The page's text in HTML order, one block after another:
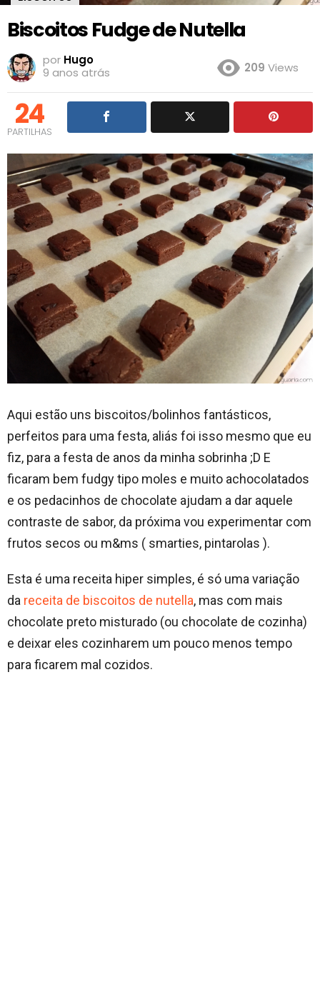
Biscoitos Fudge de Nutella
por Hugo
9 anos atrás
209 Views
24
PARTILHAS
Aqui estão uns biscoitos/bolinhos fantásticos,
perfeitos para uma festa, aliás foi isso mesmo que eu
fiz, para a festa de anos da minha sobrinha ;D E
ficaram bem fudgy tipo moles e muito achocolatados
e os pedacinhos de chocolate ajudam a dar aquele
contraste de sabor, da próxima vou experimentar com
frutos secos ou m&ms ( smarties, pintarolas ).
Esta é uma receita hiper simples, é só uma variação
da receita de biscoitos de nutella, mas com mais
chocolate preto misturado (ou chocolate de cozinha)
e deixar eles cozinharem um pouco menos tempo
para ficarem mal cozidos.